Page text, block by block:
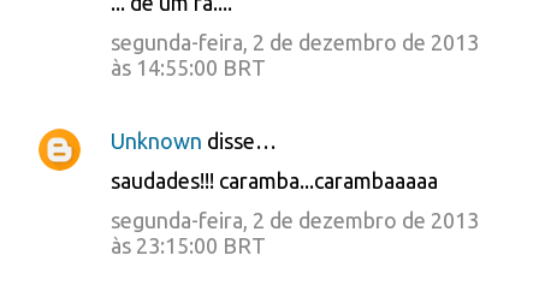
segunda-feira, 2 de dezembro de 2013
às 14:55:00 BRT
Unknown disse…
saudades!!! caramba...carambaaaaa
segunda-feira, 2 de dezembro de 2013
às 23:15:00 BRT